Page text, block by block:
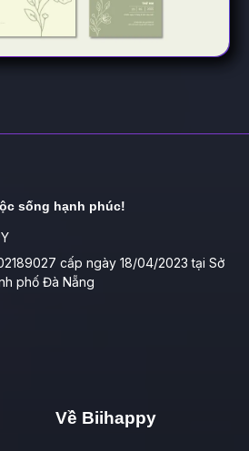
sống hạnh phúc!
cấp ngày 18/04/2023 tại Sở
phố Đà Nẵng
Về Biihappy